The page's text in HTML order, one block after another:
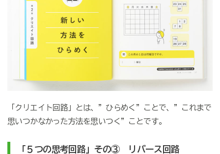
「クリエイト回路」とは、”ひらめく”ことで、”これまで
思いつかなかった方法を思いつく”ことです。
「５つの思考回路」その③ リバース回路